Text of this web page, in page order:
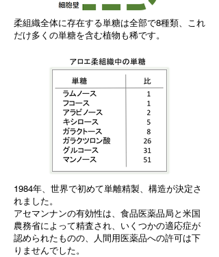
柔組織全体に存在する単糖は全部で8種類、これ
だけ多くの単糖を含む植物も稀です。
1984年、世界で初めて単離精製、構造が決定さ
れました。
アセマンナンの有効性は、食品医薬品局と米国
農務省によって精査され、いくつかの適応症が
認められたものの、人間用医薬品への許可は下
りませんでした。